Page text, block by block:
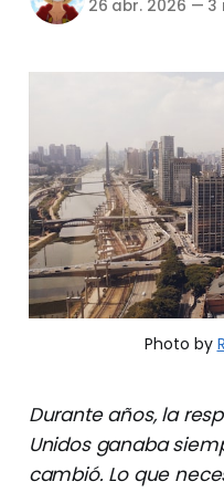
26 abr. 2026 — 3
Photo by
Durante años, la
Unidos ganaba
cambió. Lo que